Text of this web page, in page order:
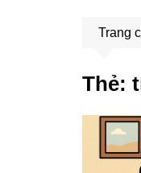
Trang
Thẻ: